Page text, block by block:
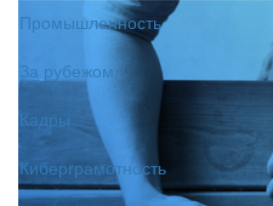
Промышленность
За рубежом
Кадры
Киберграмотность